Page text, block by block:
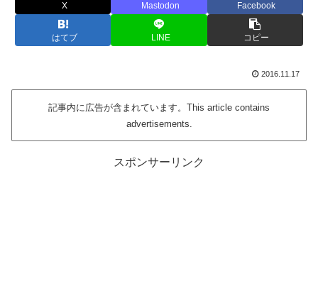
X Mastodon Facebook
はてブ LINE コピー
2016.11.17
記事内に広告が含まれています。This article contains
advertisements.
スポンサーリンク